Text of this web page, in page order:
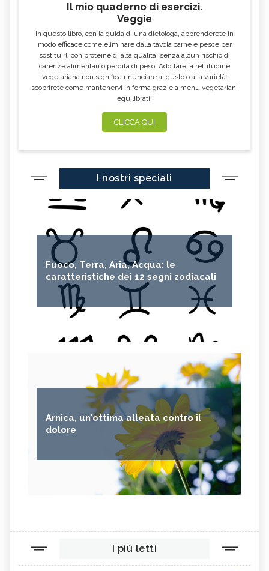
Il mio quaderno di esercizi.
Veggie
In questo libro, con la guida di una dietologa, apprenderete in
modo efficace come eliminare dalla tavola carne e pesce per
sostituirli con proteine di alta qualità, senza alcun rischio di
carenze alimentari o perdita di peso. Adottare la rettitudine
vegetariana non significa rinunciare al gusto o alla varietà:
scoprirete come mantenervi in forma grazie a menu vegetariani
equilibrati!
CLICCA QUI
I nostri speciali
Fuoco, Terra, Aria, Acqua: le
caratteristiche dei 12 segni zodiacali
Arnica, un'ottima alleata contro il
dolore
I più letti